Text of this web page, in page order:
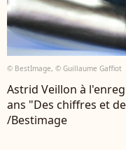
© BestImage, © Guillaume Gaffiot
Astrid Veillon à
ans "Des chiffres et
/Bestimage